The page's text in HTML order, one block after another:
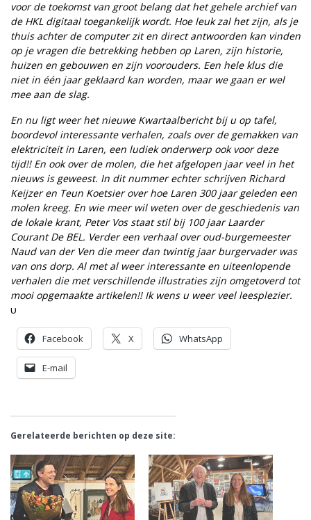
voor de toekomst van groot belang dat het gehele archief van
de HKL digitaal toegankelijk wordt. Hoe leuk zal het zijn, als je
thuis achter de computer zit en direct antwoorden kan vinden
op je vragen die betrekking hebben op Laren, zijn historie,
huizen en gebouwen en zijn voorouders. Een hele klus die
niet in één jaar geklaard kan worden, maar we gaan er wel
mee aan de slag.
En nu ligt weer het nieuwe Kwartaalbericht bij u op tafel,
boordevol interessante verhalen, zoals over de gemakken van
elektriciteit in Laren, een ludiek onderwerp ook voor deze
tijd!! En ook over de molen, die het afgelopen jaar veel in het
nieuws is geweest. In dit nummer echter schrijven Richard
Keijzer en Teun Koetsier over hoe Laren 300 jaar geleden een
molen kreeg. En wie meer wil weten over de geschiedenis van
de lokale krant, Peter Vos staat stil bij 100 jaar Laarder
Courant De BEL. Verder een verhaal over oud-burgemeester
Naud van der Ven die meer dan twintig jaar burgervader was
van ons dorp. Al met al weer interessante en uiteenlopende
verhalen die met verschillende illustraties zijn omgetoverd tot
mooi opgemaakte artikelen!! Ik wens u weer veel leesplezier.
υ
Facebook X WhatsApp
E-mail
Gerelateerde berichten op deze site: